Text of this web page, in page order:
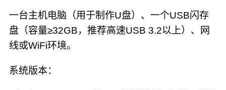
一台主机电脑（用于制作U盘）、一个USB闪存
盘（容量≥32GB，推荐高速USB 3.2以上）、网
线或WiFi环境。
系统版本：